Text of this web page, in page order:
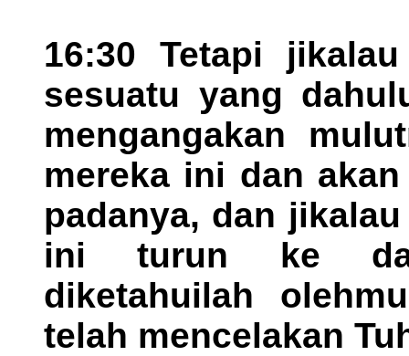
16:30 Tetapi
sesuatu yang
mengangakan
mereka ini dan
padanya, dan
ini turun ke
diketahuilah
telah mencelakan